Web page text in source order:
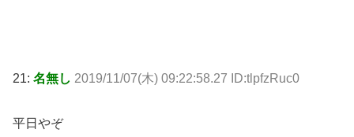
21: 名無し 2019/11/07(木) 09:22:58.27 ID:tlpfzRuc0
平日やぞ